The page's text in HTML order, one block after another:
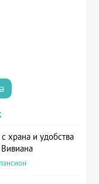
храна и удобства